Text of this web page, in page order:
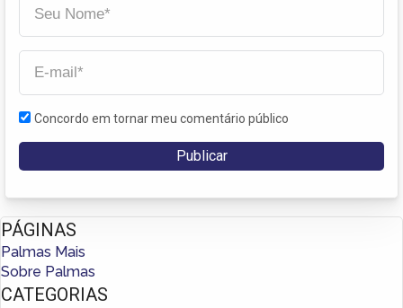
Concordo em tornar meu comentário público
PÁGINAS
Palmas Mais
Sobre Palmas
CATEGORIAS